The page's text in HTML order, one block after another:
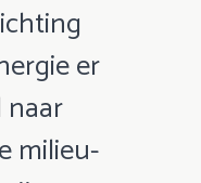
er
milieu-